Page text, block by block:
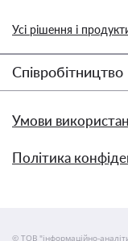
Усі рішення і
Співробітництво
Умови
Політика
© ТОВ "інформаційно-